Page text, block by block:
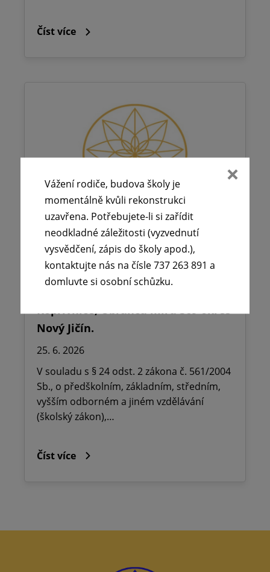
Číst více
🪧Oznámení o udělení ředitelského
Kopřivnice, Obránců míru 369 okres
Nový Jičín.
25. 6. 2026
V souladu s § 24 odst. 2 zákona č. 561/2004
Sb., o předškolním, základním, středním,
vyšším odborném a jiném vzdělávání
(školský zákon),…
Číst více
Vážení rodiče, budova školy je
momentálně kvůli rekonstrukci
uzavřena. Potřebujete-li si zařídit
neodkladné záležitosti (vyzvednutí
vysvědčení, zápis do školy apod.),
kontaktujte nás na čísle 737 263 891 a
domluvte si osobní schůzku.